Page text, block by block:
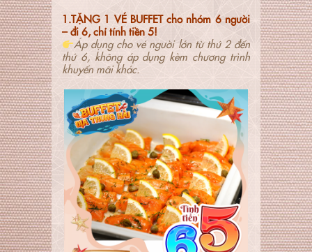
1.TẶNG 1 VÉ BUFFET cho nhóm 6 người
– đi 6, chỉ tính tiền 5!
Áp dụng cho vé người lớn từ thứ 2 đến
thứ 6, không áp dụng kèm chương trình
khuyến mãi khác.